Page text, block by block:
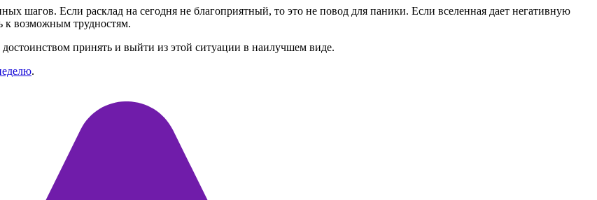
шагов. Если расклад на сегодня не благоприятный, то это не повод для паники. Если вселенная дает негативную
к возможным трудностям.
принять и выйти из этой ситуации в наилучшем виде.
.